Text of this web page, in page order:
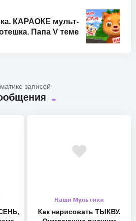
category/organization/nomination/
КАРАОКЕ мульт-
Папа V теме
записей
Наши Мультики
Как нарисовать ТЫКВУ.